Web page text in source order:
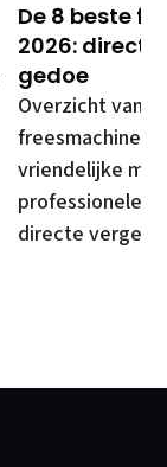
De 8 beste
2026: direct
gedoe
Overzicht van
freesmachines,
vriendelijke
professionele
directe